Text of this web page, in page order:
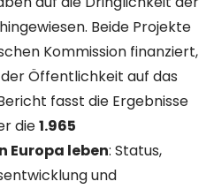
Beide Projekte
Kommission finanziert,
Öffentlichkeit auf das
fasst die Ergebnisse
die1.965
Europa leben: Status,
und